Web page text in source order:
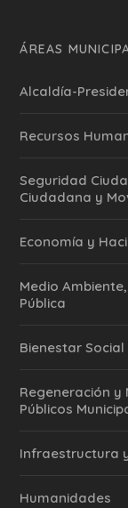
ÁREAS
Alcaldía-
Recursos
Seguridad
Ciudadana y
Economía y
Medio
Pública
Bienestar Social
Regeneración y
Públicos
Infraestructura
Humanidades